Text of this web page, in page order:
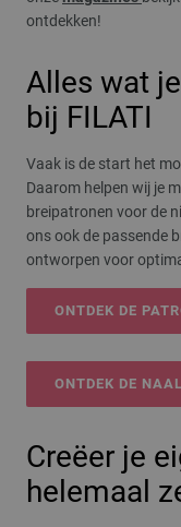
ontdekken!
Alles wat
bij FILATI
Vaak is de start het
Daarom helpen wij je
breipatronen voor de
ons ook de passende
ontworpen voor
ONTDEK DE
ONTDEK DE
Creëer je
helemaal